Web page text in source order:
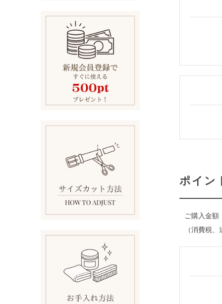
ポイン
ご購入金額
（消費税